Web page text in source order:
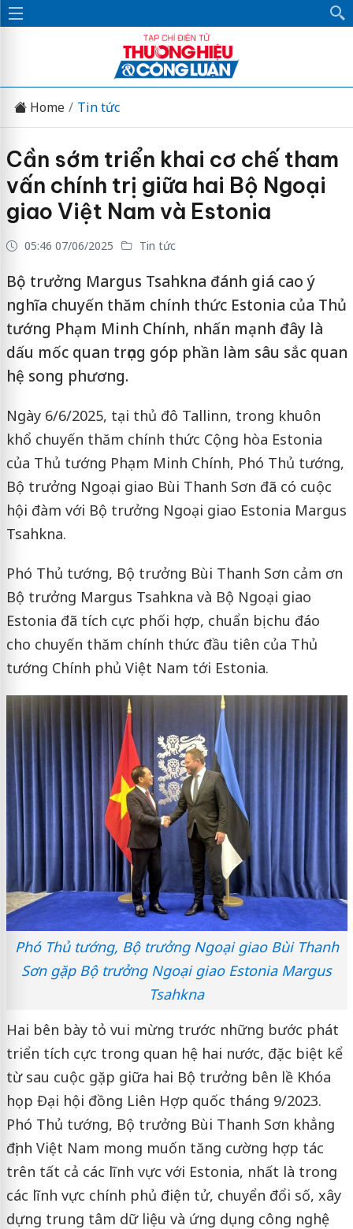
Home Tin tức
Cần sớm triển khai cơ chế tham
vấn chính trị giữa hai Bộ Ngoại
giao Việt Nam và Estonia
05:46 07/06/2025 Tin tức
Bộ trưởng Margus Tsahkna đánh giá cao ý
nghĩa chuyến thăm chính thức Estonia của Thủ
tướng Phạm Minh Chính, nhấn mạnh đây là
dấu mốc quan trọng góp phần làm sâu sắc quan
hệ song phương.
Ngày 6/6/2025, tại thủ đô Tallinn, trong khuôn
khổ chuyến thăm chính thức Cộng hòa Estonia
của Thủ tướng Phạm Minh Chính, Phó Thủ tướng,
Bộ trưởng Ngoại giao Bùi Thanh Sơn đã có cuộc
hội đàm với Bộ trưởng Ngoại giao Estonia Margus
Tsahkna.
Phó Thủ tướng, Bộ trưởng Bùi Thanh Sơn cảm ơn
Bộ trưởng Margus Tsahkna và Bộ Ngoại giao
Estonia đã tích cực phối hợp, chuẩn bị chu đáo
cho chuyến thăm chính thức đầu tiên của Thủ
tướng Chính phủ Việt Nam tới Estonia.
Phó Thủ tướng, Bộ trưởng Ngoại giao Bùi Thanh
Sơn gặp Bộ trưởng Ngoại giao Estonia Margus
Tsahkna
Hai bên bày tỏ vui mừng trước những bước phát
triển tích cực trong quan hệ hai nước, đặc biệt kể
từ sau cuộc gặp giữa hai Bộ trưởng bên lề Khóa
họp Đại hội đồng Liên Hợp quốc tháng 9/2023.
Phó Thủ tướng, Bộ trưởng Bùi Thanh Sơn khẳng
định Việt Nam mong muốn tăng cường hợp tác
trên tất cả các lĩnh vực với Estonia, nhất là trong
các lĩnh vực chính phủ điện tử, chuyển đổi số, xây
dựng trung tâm dữ liệu và ứng dụng công nghệ